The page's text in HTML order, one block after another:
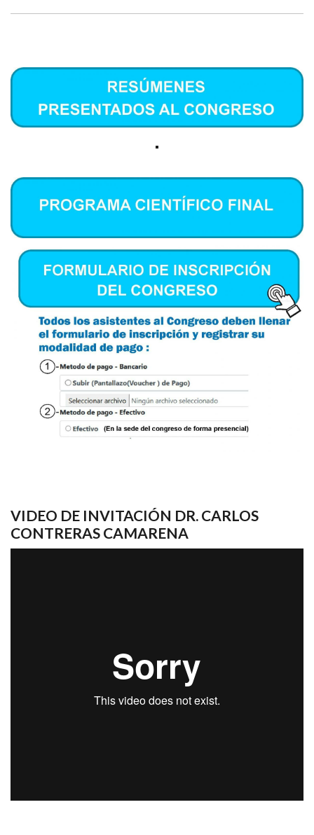
VIDEO DE INVITACIÓN DR. CARLOS
CONTRERAS CAMARENA